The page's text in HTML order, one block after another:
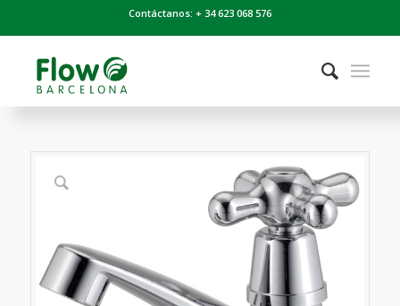
Contáctanos: + 34 623 068 576